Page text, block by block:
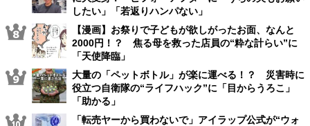
したい」「若返りハンパない」
【漫画】お祭りで子どもが欲しがったお面、なんと
2000円！？ 焦る母を救った店員の“粋な計らい”に
「天使降臨」
大量の「ペットボトル」が楽に運べる！？ 災害時に
役立つ自衛隊の“ライフハック”に「目からうろこ」
「助かる」
「転売ヤーから買わないで」アイラップ公式が“ウォ